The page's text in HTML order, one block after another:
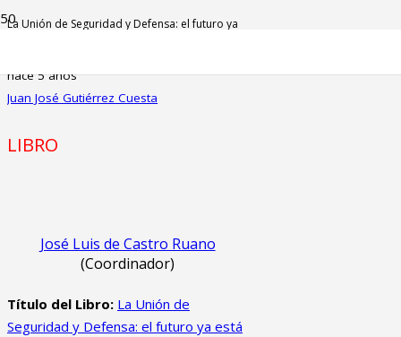
La Unión de Seguridad y Defensa: el futuro ya
hace 5 años
Juan José Gutiérrez Cuesta
LIBRO
José Luis de Castro Ruano
(Coordinador)
Título del Libro: La Unión de
Seguridad y Defensa: el futuro ya está